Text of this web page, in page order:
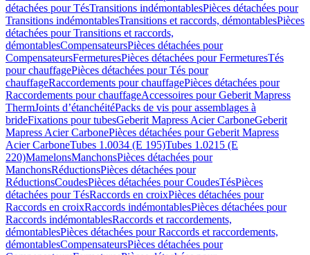
détachées pour TésTransitions indémontablesPièces détachées pour
Transitions indémontablesTransitions et raccords, démontablesPièces
détachées pour Transitions et raccords,
démontablesCompensateursPièces détachées pour
CompensateursFermeturesPièces détachées pour FermeturesTés
pour chauffagePièces détachées pour Tés pour
chauffageRaccordements pour chauffagePièces détachées pour
Raccordements pour chauffageAccessoires pour Geberit Mapress
ThermJoints d’étanchéitéPacks de vis pour assemblages à
brideFixations pour tubesGeberit Mapress Acier CarboneGeberit
Mapress Acier CarbonePièces détachées pour Geberit Mapress
Acier CarboneTubes 1.0034 (E 195)Tubes 1.0215 (E
220)MamelonsManchonsPièces détachées pour
ManchonsRéductionsPièces détachées pour
RéductionsCoudesPièces détachées pour CoudesTésPièces
détachées pour TésRaccords en croixPièces détachées pour
Raccords en croixRaccords indémontablesPièces détachées pour
Raccords indémontablesRaccords et raccordements,
démontablesPièces détachées pour Raccords et raccordements,
démontablesCompensateursPièces détachées pour